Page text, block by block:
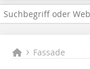
Fassade